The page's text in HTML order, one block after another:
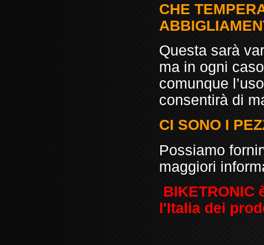
CHE
Questa sarà
ma in ogni
comunque
consentirà di
CI SONO I
Possiamo
maggiori
l'Italia dei